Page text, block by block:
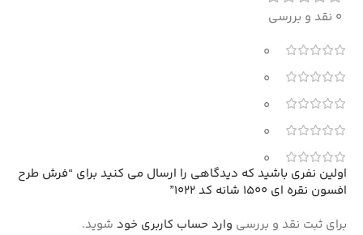
0 نقد و بررسی
0
0
0
0
0
اولین نفری باشید که دیدگاهی را ارسال می کنید برای “فرش طرح
افسون نقره ای 1500 شانه کد 1022”
برای ثبت نقد و بررسی وارد حساب کاربری خود شوید.